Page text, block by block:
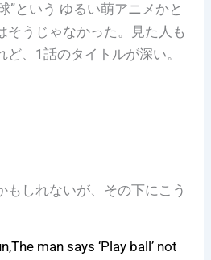
”という ゆるい萌アニメかと
そうじゃなかった。見た人も
、1話のタイトルが深い。
もしれないが、その下にこう
man says ‘Play ball’ not